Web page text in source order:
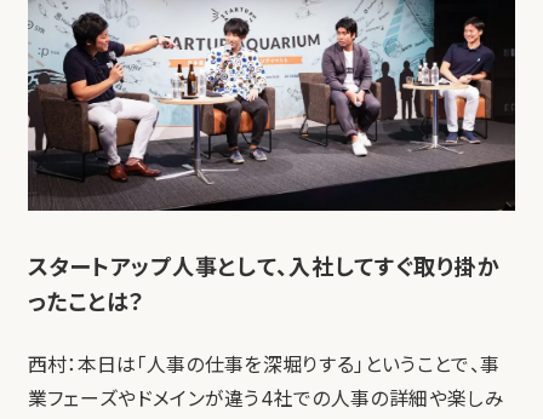
スタートアップ人事として、入社してすぐ取り掛か
ったことは？
西村：本日は「人事の仕事を深堀りする」ということで、事
業フェーズやドメインが違う4社での人事の詳細や楽しみ